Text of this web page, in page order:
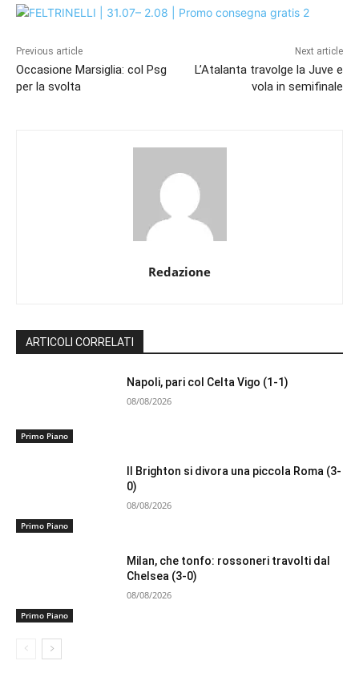
Previous article
Occasione Marsiglia: col Psg
per la svolta
Next article
L’Atalanta travolge la Juve e
vola in semifinale
Redazione
ARTICOLI CORRELATI
Primo Piano
Napoli, pari col Celta Vigo (1-1)
08/08/2026
Primo Piano
Il Brighton si divora una piccola Roma (3-
0)
08/08/2026
Primo Piano
Milan, che tonfo: rossoneri travolti dal
Chelsea (3-0)
08/08/2026